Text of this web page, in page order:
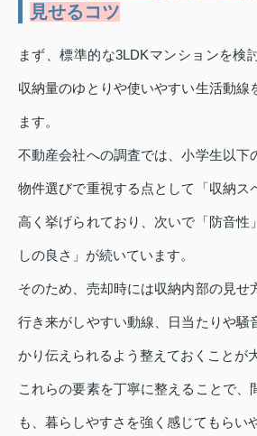
見せるコツ
まず、標準的な3LDKマンションを検
収納量のゆとりや使いやすい生活動線
ます。
不動産会社への調査では、小学生以下
物件選びで重視する点として「収納ス
高く挙げられており、次いで「防音性
しの良さ」が続いています。
そのため、売却時には収納内部の見せ
行き来がしやすい動線、日当たりや騒
かり伝えられるよう整えておくことが
これらの要素を丁寧に整えることで、
も、暮らしやすさを強く感じてもらい